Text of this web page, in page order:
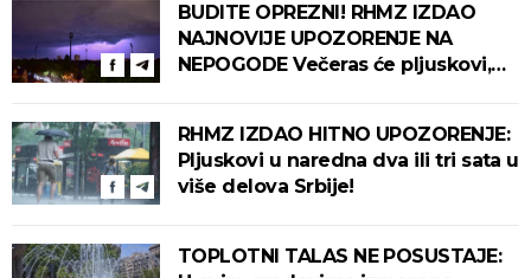
BUDITE OPREZNI! RHMZ IZDAO
NAJNOVIJE UPOZORENJE NA
NEPOGODE Večeras će pljuskovi,
RHMZ IZDAO HITNO UPOZORENJE:
Pljuskovi u naredna dva ili tri sata u
više delova Srbije!
TOPLOTNI TALAS NE POSUSTAJE: